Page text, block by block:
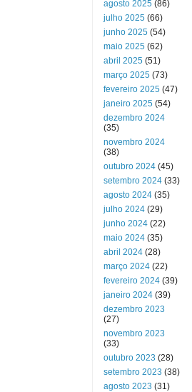
agosto 2025 (86)
julho 2025 (66)
junho 2025 (54)
maio 2025 (62)
abril 2025 (51)
março 2025 (73)
fevereiro 2025 (47)
janeiro 2025 (54)
dezembro 2024
(35)
novembro 2024
(38)
outubro 2024 (45)
setembro 2024 (33)
agosto 2024 (35)
julho 2024 (29)
junho 2024 (22)
maio 2024 (35)
abril 2024 (28)
março 2024 (22)
fevereiro 2024 (39)
janeiro 2024 (39)
dezembro 2023
(27)
novembro 2023
(33)
outubro 2023 (28)
setembro 2023 (38)
agosto 2023 (31)